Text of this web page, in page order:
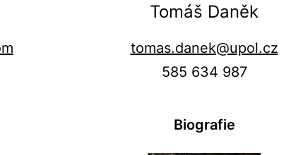
Tomáš Daněk
tomas.danek@upol.cz
585 634 987
Biografie